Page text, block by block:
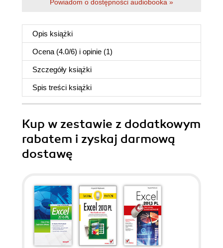
Powiadom o dostępności audiobooka »
Opis książki
Ocena (4.0/6) i opinie (1)
Szczegóły książki
Spis treści książki
Kup w zestawie z dodatkowym
rabatem i zyskaj darmową
dostawę